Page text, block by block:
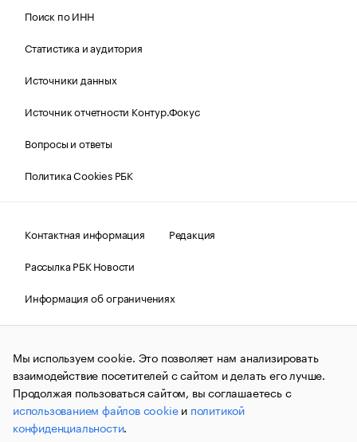
Поиск по ИНН
Статистика и аудитория
Источники данных
Источник отчетности Контур.Фокус
Вопросы и ответы
Политика Cookies РБК
Контактная информация
Редакция
Рассылка РБК Новости
Информация об ограничениях
Правовая информация
О соблюдении авторских прав
© АО «РОСБИЗНЕСКОНСАЛТИНГ»,1995–2026.Сообщения
и материалы информационного агентства «РБК»
(зарегистрировано Федеральной службой по надзору в сфере
связи, информационных технологий и массовых
коммуникаций (Роскомнадзор) 09.12.2015 за номером ИА
№ФС77-63848) сопровождаются пометкой «РБК». Отдельные
публикации могут содержать информацию,
Мы используем cookie. Это позволяет нам анализировать
взаимодействие посетителей с сайтом и делать его лучше.
Продолжая пользоваться сайтом, вы соглашаетесь с
использованием файлов cookieи политикой
конфиденциальности.